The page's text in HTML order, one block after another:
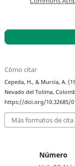
Cómo citar
Cepeda, H., & Murcia, A.
Nevado del Tolima,
https://doi.org/10.32685/
Más formatos de cita
Número